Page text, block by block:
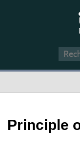
Principle